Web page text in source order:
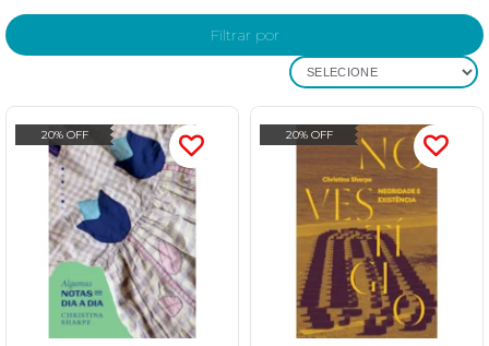
Filtrar por
SELECIONE
20% OFF 20% OFF